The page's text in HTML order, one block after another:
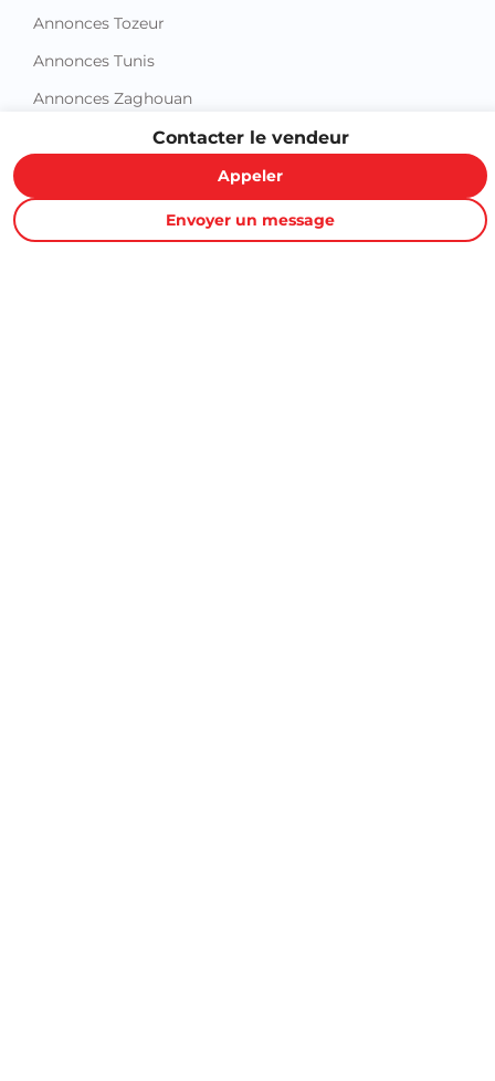
Contacter le vendeur
Appeler
Envoyer un message
Annonces Tozeur
Annonces Tunis
Annonces Zaghouan